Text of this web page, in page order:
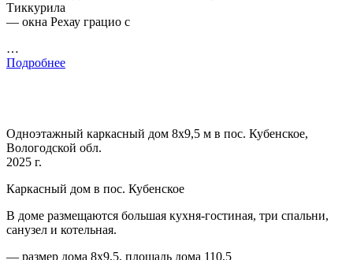
Тиккурила
— окна Рехау грацио с
…
Подробнее
Одноэтажный каркасный дом 8х9,5 м в пос. Кубенское,
Вологодской обл.
2025 г.
Каркасный дом в пос. Кубенское
В доме размещаются большая кухня-гостиная, три спальни,
санузел и котельная.
— размер дома 8х9,5, площадь дома 110,5